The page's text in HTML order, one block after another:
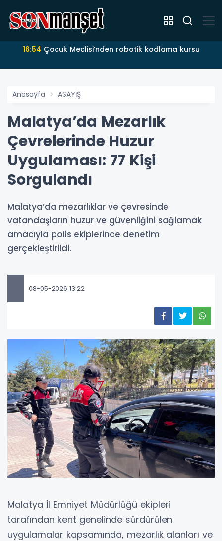
16:54 Çocuk Meclisi’nden robotik kodlama kursu
Anasayfa ASAYİŞ
Malatya’da Mezarlık
Çevrelerinde Huzur
Uygulaması: 77 Kişi
Sorgulandı
Malatya’da mezarlıklar ve çevresinde
vatandaşların huzur ve güvenliğini sağlamak
amacıyla polis ekiplerince denetim
gerçekleştirildi.
08-05-2026 13:22
Malatya İl Emniyet Müdürlüğü ekipleri
tarafından kent genelinde sürdürülen
uygulamalar kapsamında, mezarlık alanları ve